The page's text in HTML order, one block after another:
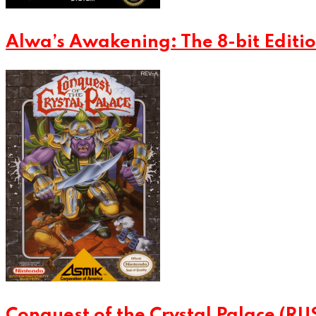
Alwa’s Awakening: The 8-bit